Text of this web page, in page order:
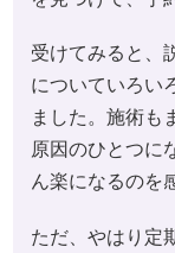
受けてみると、
についていろい
ました。施術も
原因のひとつに
ん楽になるのを
ただ、やはり定